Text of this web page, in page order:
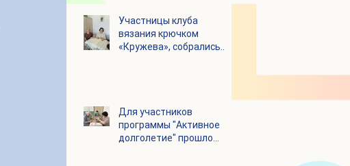
Участницы клуба
вязания крючком
«Кружева», собрались
Для участников
программы "Активное
долголетие" прошло